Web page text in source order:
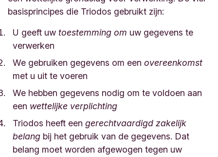
basisprincipes die Triodos gebruikt zijn:
U geeft uw toestemming om uw gegevens te
verwerken
We gebruiken gegevens om een overeenkomst
met u uit te voeren
We hebben gegevens nodig om te voldoen aan
een wettelijke verplichting
Triodos heeft een gerechtvaardigd zakelijk
belang bij het gebruik van de gegevens. Dat
belang moet worden afgewogen tegen uw